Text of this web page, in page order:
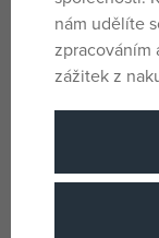
Rozměry: 11 x 7
Věk: 4+
nám udělíte
zpracováním
zážitek z